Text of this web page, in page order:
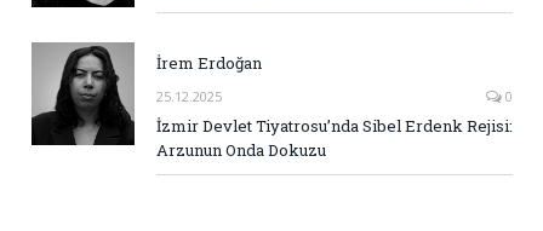
İrem Erdoğan
25.12.2025 0
İzmir Devlet Tiyatrosu’nda Sibel Erdenk Rejisi:
Arzunun Onda Dokuzu